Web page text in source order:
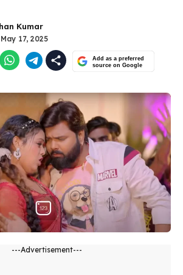
Kumar
May 17, 2025
Add as a preferred
source on Google
---Advertisement---